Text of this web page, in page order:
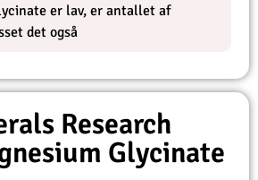
er lav, er antallet af
det også
Research
Glycinate